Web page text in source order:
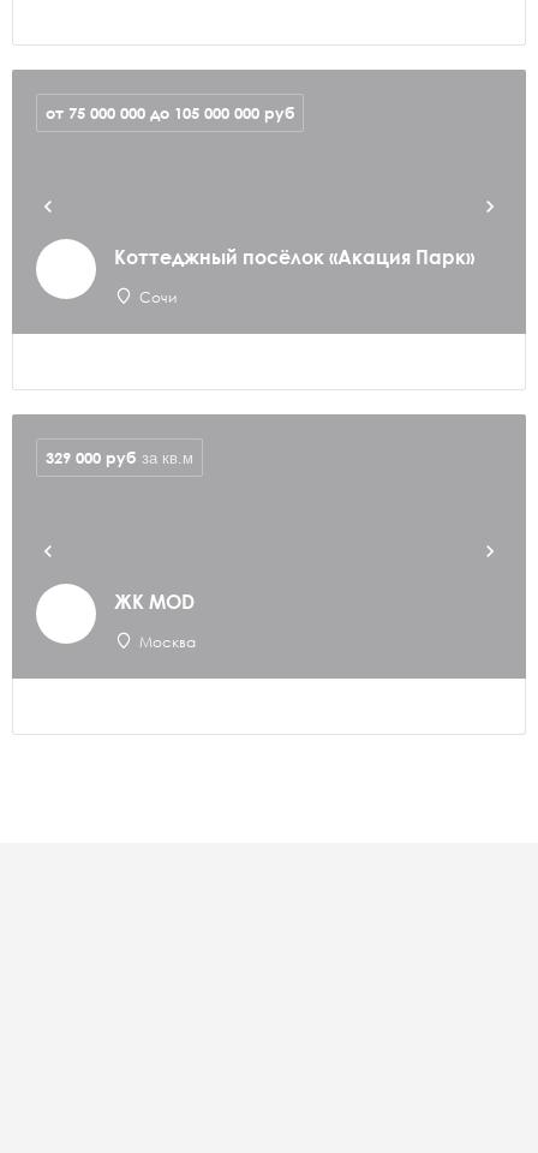
Коттеджный посёлок «Акация Парк»
Сочи
от 75 000 000 до 105 000 000 руб
ЖК MOD
Москва
329 000 руб за кв.м